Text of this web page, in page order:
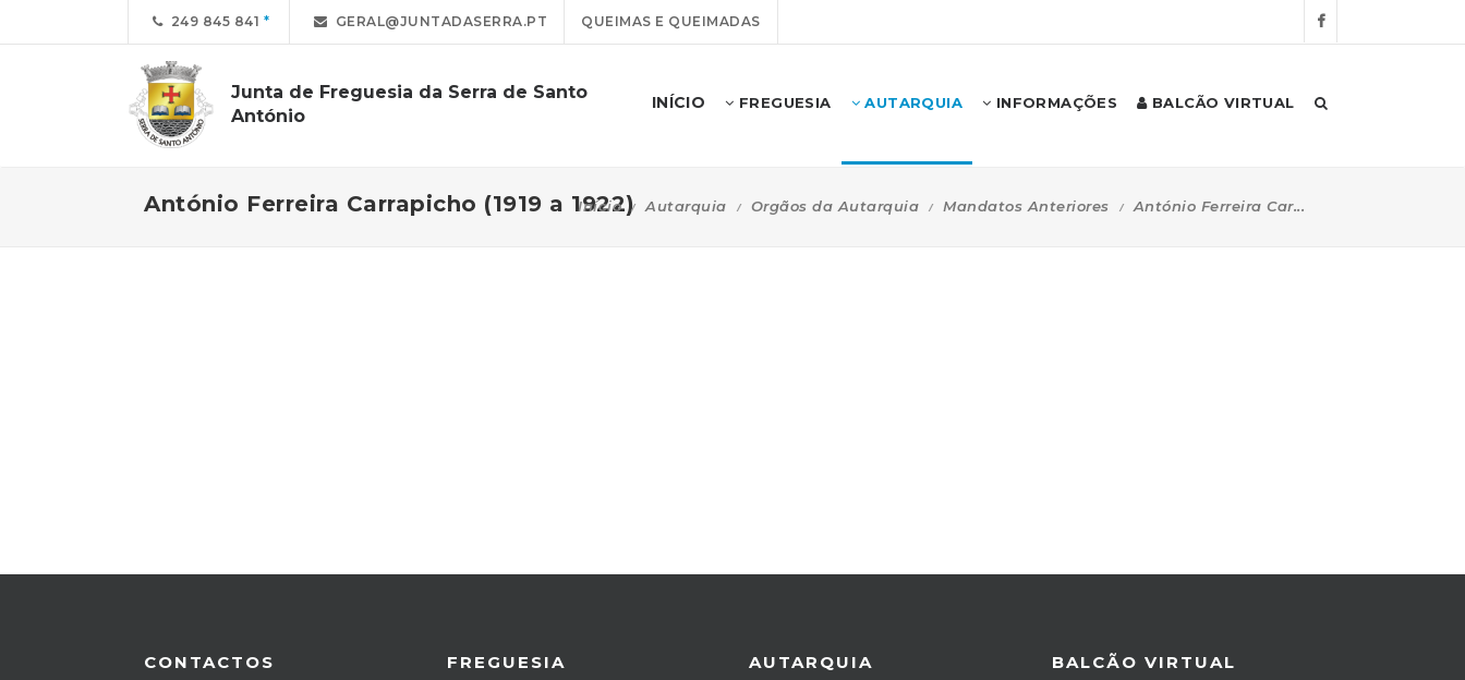
249 845 841 GERAL@JUNTADASERRA.PT QUEIMAS E QUEIMADAS
Junta de Freguesia da Serra de Santo
António
INÍCIO FREGUESIA AUTARQUIA INFORMAÇÕES BALCÃO VIRTUAL
António Ferreira Carrapicho (1919 a 1922)
Início Autarquia Orgãos da Autarquia Mandatos Anteriores António Ferreira Car...
CONTACTOS FREGUESIA AUTARQUIA BALCÃO VIRTUAL